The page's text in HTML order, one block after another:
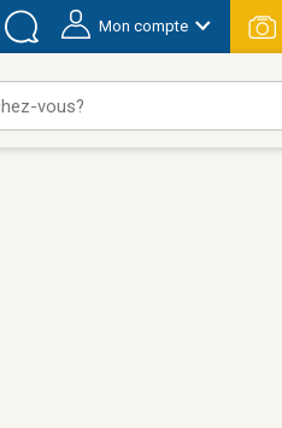
Mon compte
vous?